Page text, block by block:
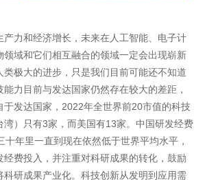
产力和经济增长，未来在人工智能、电子计
领域和它们相互融合的领域一定会出现崭新
类极大的进步，只是我们目前可能还不知道
力目前与发达国家仍然存在较大的差距，
于发达国家，2022年全世界前20市值的科技
湾）只有3家，而美国有13家。中国研发经费
十年里一直到现在依然低于世界平均水平，
费投入，并注重对科研成果的转化，鼓励
科研成果产业化。科技创新从发明到应用需